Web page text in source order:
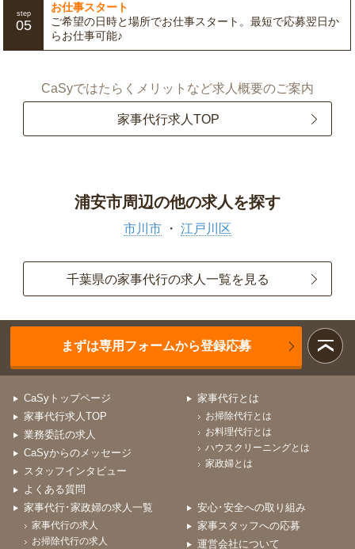
step
05
お仕事スタート
ご希望の日時と場所でお仕事スタート。最短で応募翌日か
らお仕事可能♪
CaSyではたらくメリットなど求人概要のご案内
家事代行求人TOP
浦安市周辺の他の求人を探す
市川市 江戸川区
千葉県の家事代行の求人一覧を見る
まずは専用フォームから登録応募
CaSyトップページ
家事代行求人TOP
業務委託の求人
CaSyからのメッセージ
スタッフインタビュー
よくある質問
家事代行とは
お掃除代行とは
お料理代行とは
ハウスクリーニングとは
家政婦とは
家事代行･家政婦の求人一覧
家事代行の求人
お掃除代行の求人
安心･安全への取り組み
家事スタッフへの応募
運営会社について